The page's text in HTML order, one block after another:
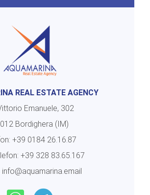
REAL ESTATE AGENCY
Emanuele, 302
Bordighera (IM)
+39 0184 26.16.87
+39 328 83.65.167
info@aquamarina.email